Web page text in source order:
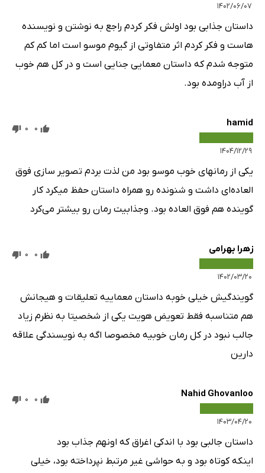
۱۴۰۲/۰۶/۰۷
داستان جذابی بود اولش فکر کردم راجع به نوشتن و نویسنده
هاست و فکر کردم اثر متفاوتی از گیوم موسو است اما کم کم
متوجه شدم که داستان معمایی جنایی است و در کل هم خوب
از آب دراومده بود.
hamid
۱۴۰۴/۱۲/۲۹
0
0
یکی از رمانهای خوب موسو بود من لذت بردم تصویر سازی فوق
العاده‌ای داشت و شنونده رو همراه داستان حفظ میکرد کار
گوینده هم فوق العاده بود. وجذابیت رمان رو بیشتر می‌کرد
زهرا بهرامی
۱۴۰۲/۰۳/۲۰
0
0
گویندگیش خیلی خوبه داستان معماییه تعلیقات و هیجانش
هم متناسبه فقط تعویض هویت یکی از شخصیتا به نظرم زیاد
جالب نبود در کل رمان خوبیه مخصوصا اگه به نویسندگی علاقه
دارین
Nahid Ghovanloo
۱۴۰۳/۰۴/۲۰
0
0
داستان جالبی بود با اندکی اغراق که اونهم جذاب بود
اینکه کوتاه بود و به حواشی غیر مرتبط نپرداخته بود، خیلی